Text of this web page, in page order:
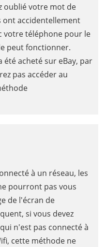
oublié votre mot de
ont accidentellement
votre téléphone pour le
peut fonctionner.
acheté sur eBay, par
pas accéder au
à un réseau, les
pourront pas vous
de l'écran de
si vous devez
n'est pas connecté à
cette méthode ne